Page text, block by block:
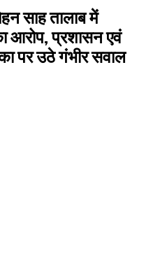
साह तालाब में
आरोप, प्रशासन एवं
पर उठे गंभीर सवाल